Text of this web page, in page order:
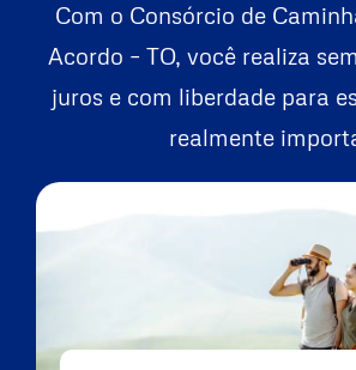
Com o Consórcio de
Acordo – TO, você realiza
juros e com liberdade para
realmente